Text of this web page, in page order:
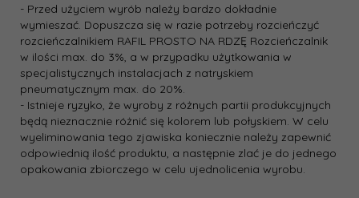
- Przed użyciem wyrób należy bardzo dokładnie
wymieszać. Dopuszcza się w razie potrzeby rozcieńczyć
rozcieńczalnikiem RAFIL PROSTO NA RDZĘ Rozcieńczalnik
w ilości max. do 3%, a w przypadku użytkowania w
specjalistycznych instalacjach z natryskiem
pneumatycznym max. do 20%.
- Istnieje ryzyko, że wyroby z różnych partii produkcyjnych
będą nieznacznie różnić się kolorem lub połyskiem. W celu
wyeliminowania tego zjawiska koniecznie należy zapewnić
odpowiednią ilość produktu, a następnie zlać je do jednego
opakowania zbiorczego w celu ujednolicenia wyrobu.